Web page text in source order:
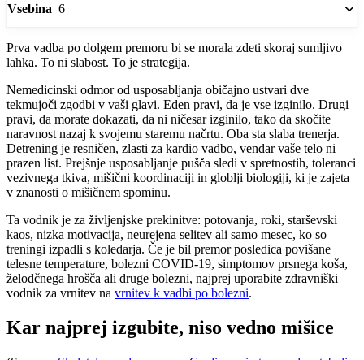
Vsebina 6
Prva vadba po dolgem premoru bi se morala zdeti skoraj sumljivo
lahka. To ni slabost. To je strategija.
Nemedicinski odmor od usposabljanja običajno ustvari dve
tekmujoči zgodbi v vaši glavi. Eden pravi, da je vse izginilo. Drugi
pravi, da morate dokazati, da ni ničesar izginilo, tako da skočite
naravnost nazaj k svojemu staremu načrtu. Oba sta slaba trenerja.
Detrening je resničen, zlasti za kardio vadbo, vendar vaše telo ni
prazen list. Prejšnje usposabljanje pušča sledi v spretnostih, toleranci
vezivnega tkiva, mišični koordinaciji in globlji biologiji, ki je zajeta
v znanosti o mišičnem spominu.
Ta vodnik je za življenjske prekinitve: potovanja, roki, starševski
kaos, nizka motivacija, neurejena selitev ali samo mesec, ko so
treningi izpadli s koledarja. Če je bil premor posledica povišane
telesne temperature, bolezni COVID-19, simptomov prsnega koša,
želodčnega hrošča ali druge bolezni, najprej uporabite zdravniški
vodnik za vrnitev na vrnitev k vadbi po bolezni.
Kar najprej izgubite, niso vedno mišice